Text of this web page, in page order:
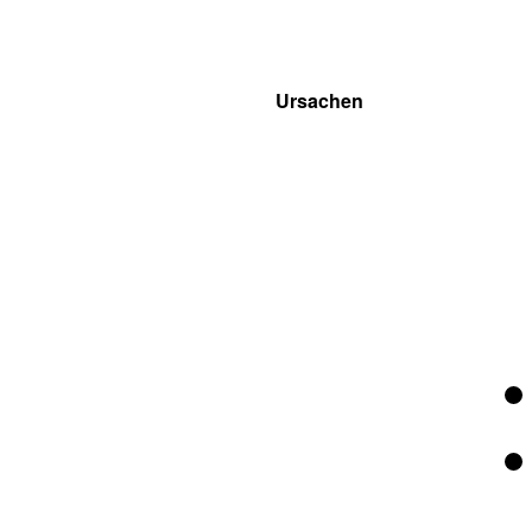
Ursachen